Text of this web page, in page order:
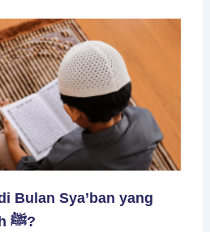
Bulan Sya’ban yang
Dicintai Rasulullah ﷺ?